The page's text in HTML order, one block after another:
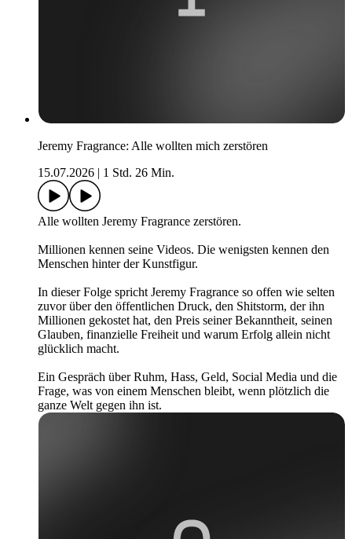
Jeremy Fragrance: Alle wollten mich zerstören
15.07.2026 | 1 Std. 26 Min.
Alle wollten Jeremy Fragrance zerstören.
Millionen kennen seine Videos. Die wenigsten kennen den
Menschen hinter der Kunstfigur.
In dieser Folge spricht Jeremy Fragrance so offen wie selten
zuvor über den öffentlichen Druck, den Shitstorm, der ihn
Millionen gekostet hat, den Preis seiner Bekanntheit, seinen
Glauben, finanzielle Freiheit und warum Erfolg allein nicht
glücklich macht.
Ein Gespräch über Ruhm, Hass, Geld, Social Media und die
Frage, was von einem Menschen bleibt, wenn plötzlich die
ganze Welt gegen ihn ist.